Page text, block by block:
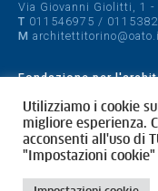
Via Giovanni Giolitti, 1 -
T 011546975 /
M
Fondazione per
Designed by
Cookie Policy
Privacy Policy
Utilizziamo i cookie
migliore esperienza.
acconsenti all'uso di
"Impostazioni